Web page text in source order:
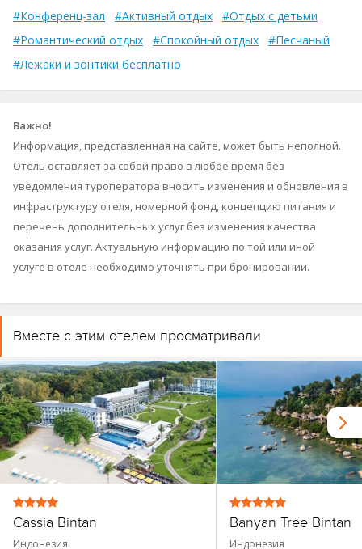
#Конференц-зал
#Активный отдых
#Отдых с детьми
#Романтический отдых
#Спокойный отдых
#Песчаный
#Лежаки и зонтики бесплатно
Важно!
Информация, представленная на сайте, может быть неполной.
Отель оставляет за собой право в любое время без
уведомления туроператора вносить изменения и обновления в
инфраструктуру отеля, номерной фонд, концепцию питания и
перечень дополнительных услуг без изменения качества
оказания услуг. Актуальную информацию по той или иной
услуге в отеле необходимо уточнять при бронировании.
Вместе с этим отелем просматривали
Cassia Bintan
Индонезия
Banyan Tree Bintan
Индонезия